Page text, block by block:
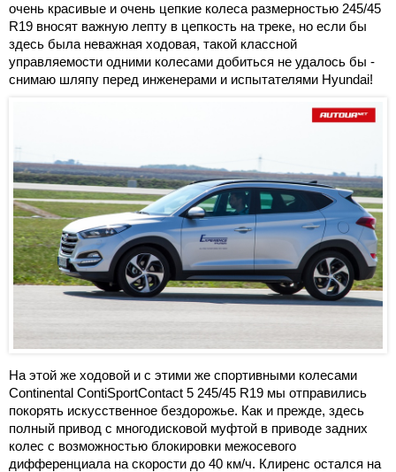
очень красивые и очень цепкие колеса размерностью 245/45
R19 вносят важную лепту в цепкость на треке, но если бы
здесь была неважная ходовая, такой классной
управляемости одними колесами добиться не удалось бы -
снимаю шляпу перед инженерами и испытателями Hyundai!
На этой же ходовой и с этими же спортивными колесами
Continental ContiSportContact 5 245/45 R19 мы отправились
покорять искусственное бездорожье. Как и прежде, здесь
полный привод с многодисковой муфтой в приводе задних
колес с возможностью блокировки межосевого
дифференциала на скорости до 40 км/ч. Клиренс остался на